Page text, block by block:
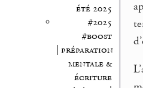
été 2025
#2025
#boost
| préparation
mentale &
écriture